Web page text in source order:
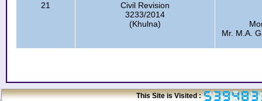
21
Civil Revision
3233/2014
(Khulna)
Mr. M.A.
This Site is Visited :